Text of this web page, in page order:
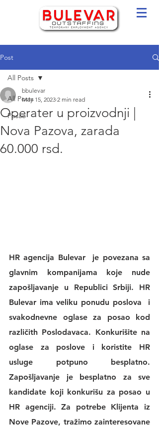
Post
All Posts
Posao
All Posts
Operater u proizvodnji |
Nova Pazova, zarada
60.000 rsd.
bbulevar
May 15, 2023 2 min read
HR agencija Bulevar
  je povezana sa
glavnim kompanijama koje nude
zapošljavanje u Republici Srbiji. HR
Bulevar ima veliku ponudu poslova
  i
svakodnevne oglase za posao kod
oglase za poslove i koristite HR
usluge potpuno besplatno.
Zapošljavanje je besplatno za sve
HR agenciji. Za potrebe Klijenta iz
Nove Pazove, tražimo zainteresovane